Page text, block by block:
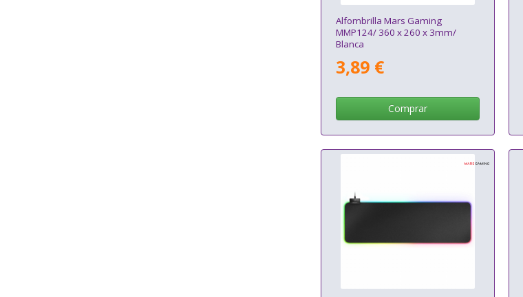
Alfombrilla Mars Gaming
MMP124/ 360 x 260 x 3mm/
Blanca
3,89 €
Comprar